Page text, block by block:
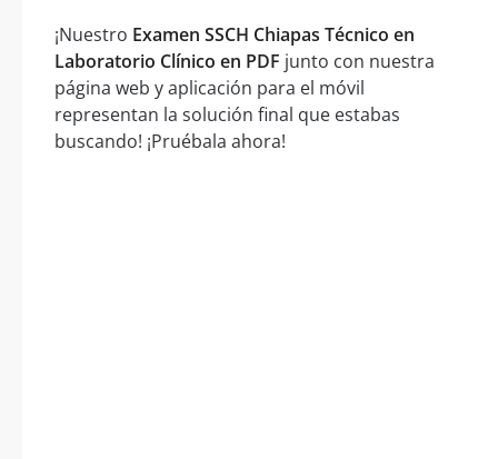
¡Nuestro Examen SSCH Chiapas Técnico en
Laboratorio Clínico en PDF junto con nuestra
página web y aplicación para el móvil
representan la solución final que estabas
buscando! ¡Pruébala ahora!